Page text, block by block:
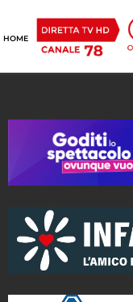
HOME